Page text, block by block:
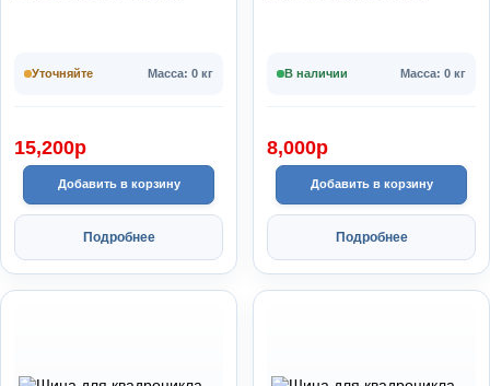
Уточняйте Масса: 0 кг
15,200p
Добавить в корзину
Подробнее
В наличии Масса: 0 кг
8,000p
Добавить в корзину
Подробнее